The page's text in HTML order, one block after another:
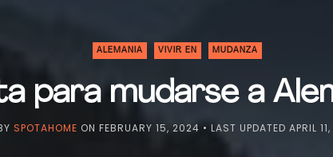
ALEMANIA VIVIR EN MUDANZA
para mudarse a
SPOTAHOME ON FEBRUARY 15, 2024 • LAST UPDATED APRIL